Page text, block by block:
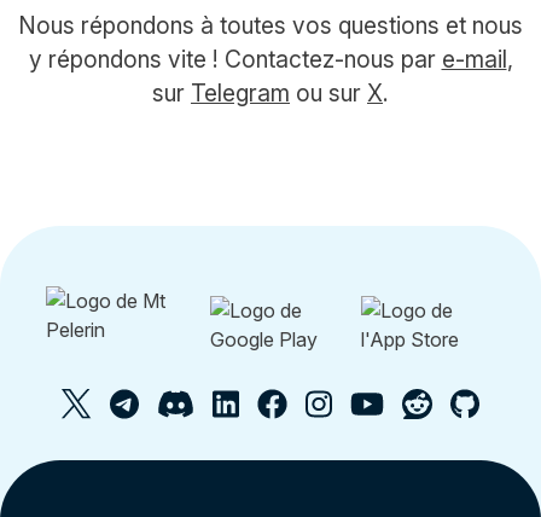
Nous répondons à toutes vos questions et nous
y répondons vite ! Contactez-nous par e-mail,
sur Telegram ou sur X.